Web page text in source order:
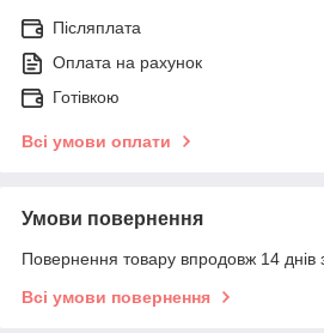
Післяплата
Оплата на рахунок
Готівкою
Всі умови оплати
Умови повернення
Повернення товару впродовж 14 днів
Всі умови повернення